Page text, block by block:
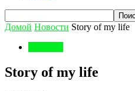
Домой Новости Story of my life
Story of my life